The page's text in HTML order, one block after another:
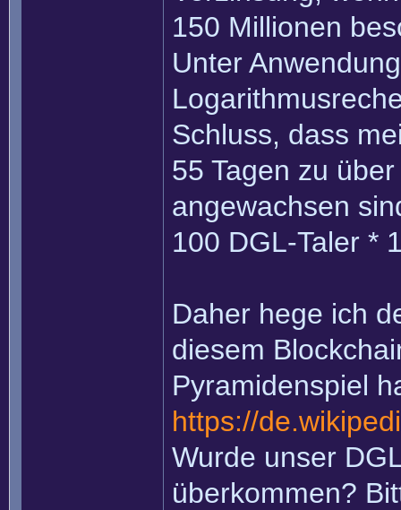
150 Millionen
Unter
Schluss, dass
55 Tagen zu
angewachsen
100 DGL-Taler *
Daher hege ich
diesem
Pyramidenspiel
https://
Wurde unser
überkommen?